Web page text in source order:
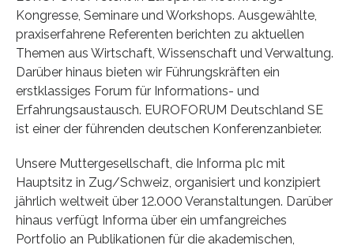
Kongresse, Seminare und Workshops. Ausgewählte,
praxiserfahrene Referenten berichten zu aktuellen
Themen aus Wirtschaft, Wissenschaft und Verwaltung.
Darüber hinaus bieten wir Führungskräften ein
erstklassiges Forum für Informations- und
Erfahrungsaustausch. EUROFORUM Deutschland SE
ist einer der führenden deutschen Konferenzanbieter.
Unsere Muttergesellschaft, die Informa plc mit
Hauptsitz in Zug/Schweiz, organisiert und konzipiert
jährlich weltweit über 12.000 Veranstaltungen. Darüber
hinaus verfügt Informa über ein umfangreiches
Portfolio an Publikationen für die akademischen,